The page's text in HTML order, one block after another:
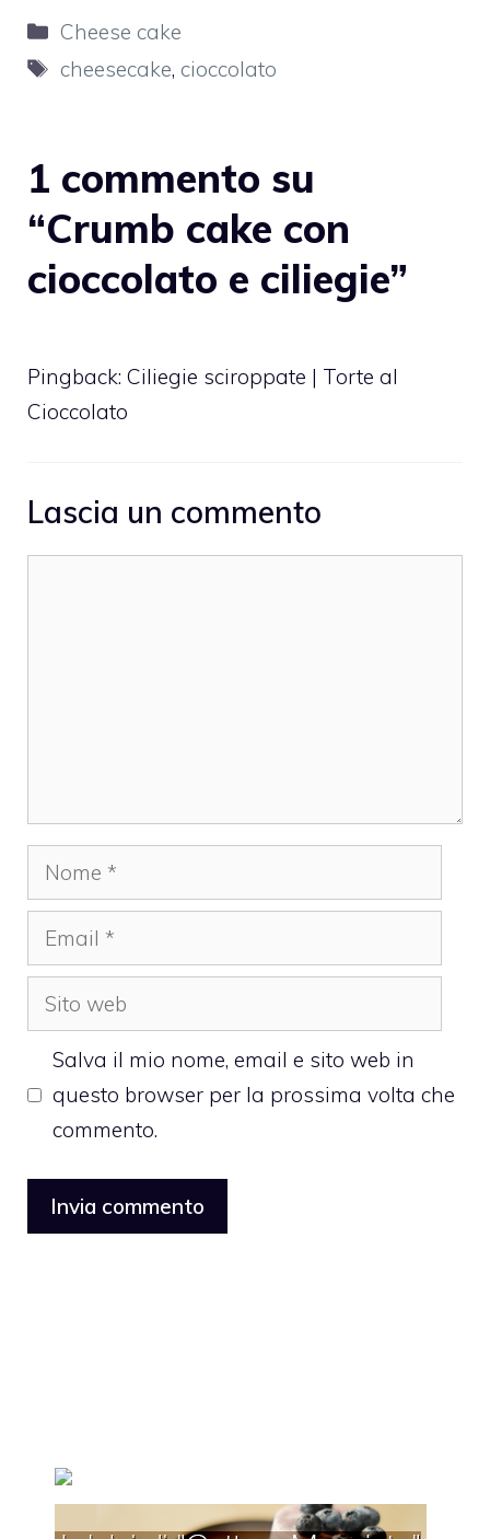
Categorie
Cheese cake
Tag
cheesecake, cioccolato
1 commento su
“Crumb cake con
cioccolato e ciliegie”
Pingback: Ciliegie sciroppate | Torte al
Cioccolato
Lascia un commento
Nome
Email
Sito
web
Salva il mio nome, email e sito web in
questo browser per la prossima volta che
commento.